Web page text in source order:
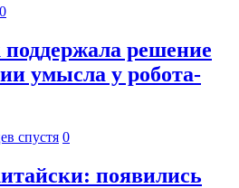
0
решение
умысла у робота-
спустя 0
появились